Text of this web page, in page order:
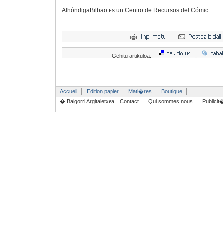
AlhóndigaBilbao es un Centro de Recursos del Cómic.
Gehitu artikuloa:
Accueil Edition papier Mati�res
Boutique
� Baigorri Argitaletxea
Contact Qui sommes nous